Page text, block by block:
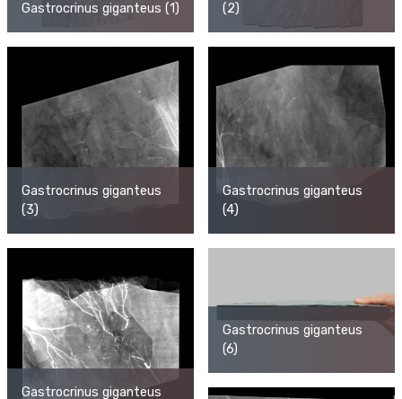
Gastrocrinus giganteus (1)
(2)
Gastrocrinus giganteus
(3)
Gastrocrinus giganteus
(4)
Gastrocrinus giganteus
Gastrocrinus giganteus
(6)